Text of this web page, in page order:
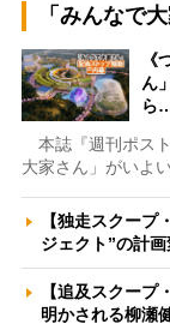
「みんなで
《
ん
ら
本誌『週刊ポス
大家さん」がいよ
【独走スクープ
ジェクト”の計
【追及スクー
明かされる柳瀬